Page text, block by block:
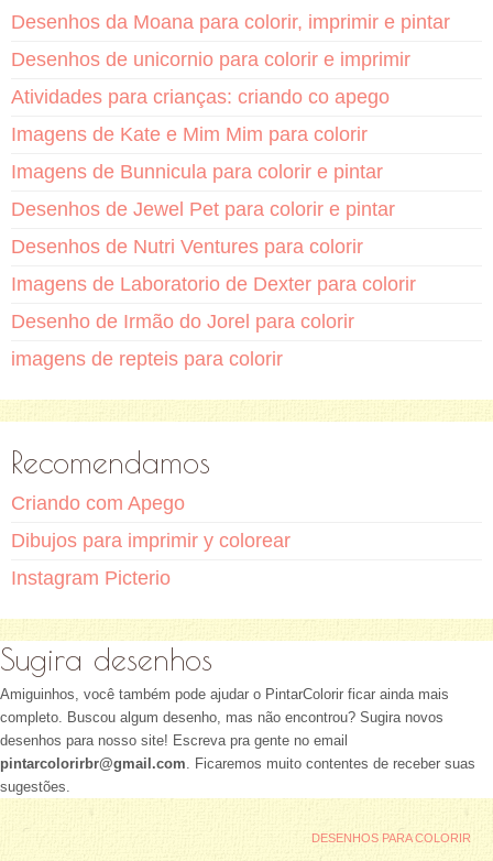
Desenhos da Moana para colorir, imprimir e pintar
Desenhos de unicornio para colorir e imprimir
Atividades para crianças: criando co apego
Imagens de Kate e Mim Mim para colorir
Imagens de Bunnicula para colorir e pintar
Desenhos de Jewel Pet para colorir e pintar
Desenhos de Nutri Ventures para colorir
Imagens de Laboratorio de Dexter para colorir
Desenho de Irmão do Jorel para colorir
imagens de repteis para colorir
Recomendamos
Criando com Apego
Dibujos para imprimir y colorear
Instagram Picterio
Sugira desenhos
Amiguinhos, você também pode ajudar o PintarColorir ficar ainda mais
completo. Buscou algum desenho, mas não encontrou? Sugira novos
desenhos para nosso site! Escreva pra gente no email
pintarcolorirbr@gmail.com . Ficaremos muito contentes de receber suas
sugestões.
DESENHOS PARA COLORIR